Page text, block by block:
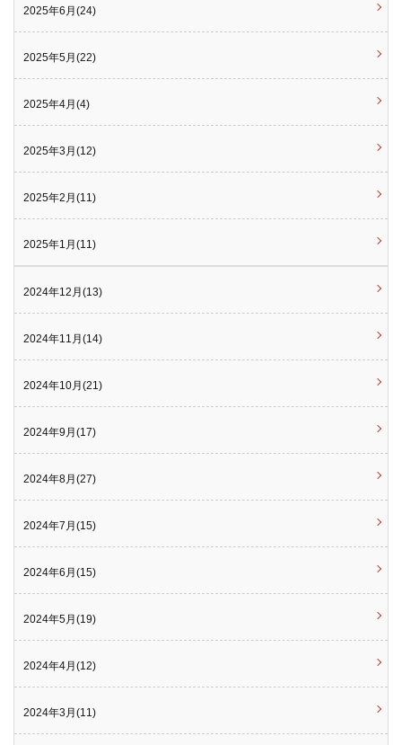
2025年6月(24)
2025年5月(22)
2025年4月(4)
2025年3月(12)
2025年2月(11)
2025年1月(11)
2024年12月(13)
2024年11月(14)
2024年10月(21)
2024年9月(17)
2024年8月(27)
2024年7月(15)
2024年6月(15)
2024年5月(19)
2024年4月(12)
2024年3月(11)